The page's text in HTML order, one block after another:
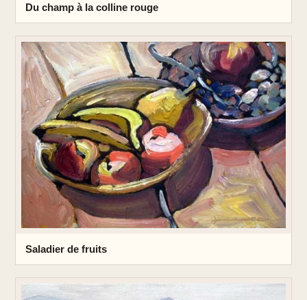
Du champ à la colline rouge
Saladier de fruits